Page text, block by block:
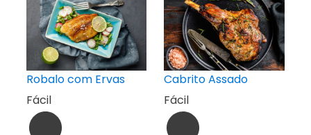
Robalo com Ervas
Fácil
Cabrito Assado
Fácil